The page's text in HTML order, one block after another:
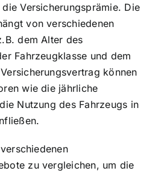
Versicherungsprämie. Die
von verschiedenen
dem Alter des
Fahrzeugklasse und dem
können
wie die jährliche
Nutzung des Fahrzeugs in
zu vergleichen, um die